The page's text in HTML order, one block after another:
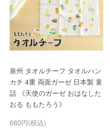
泉州 タオルチーフ タオルハン
カチ 4重 両面ガーゼ 日本製 童
話 《天使のガーゼ おはなした
おる ももたろう》
660円(税込)